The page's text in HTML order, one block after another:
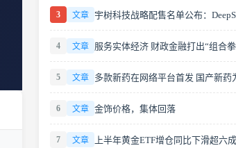
3 文章
4 文章 服务实体经济 财政金融打出“组合
5 文章
6 文章 金饰价格，集体回落
7 文章